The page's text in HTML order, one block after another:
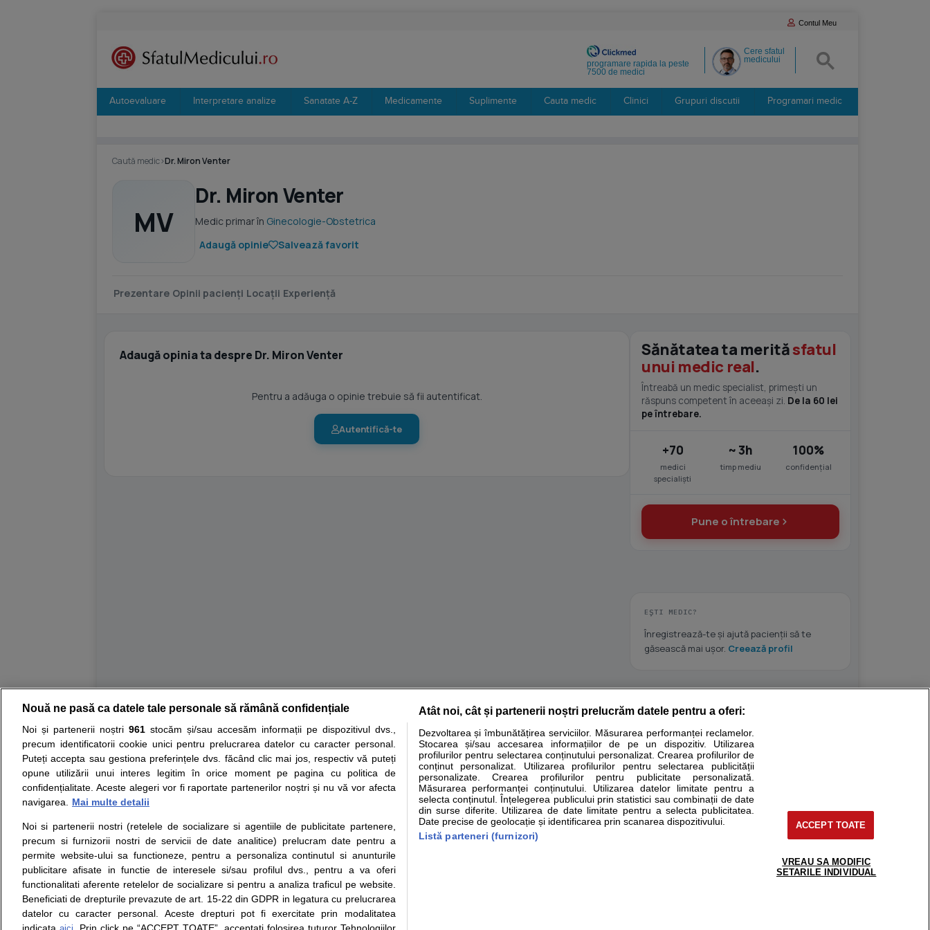
Contul Meu
Cere sfatul
medicului
programare rapida la peste
7500 de medici
Autoevaluare Interpretare analize Sanatate A-Z Medicamente Suplimente Cauta medic Clinici Grupuri discutii Programari medic
Caută medic›Dr. Miron Venter
MV
Dr. Miron Venter
Medic primar în Ginecologie-Obstetrica
Adaugă opinie
Salvează favorit
Prezentare Opinii pacienți Locații Experiență
Adaugă opinia ta despre Dr. Miron Venter
Pentru a adăuga o opinie trebuie să fii autentificat.
Autentifică-te
Sănătatea ta merităsfatul
unui medic real.
Întreabă un medic specialist, primești un
răspuns competent în aceeași zi. De la 60 lei
pe întrebare.
+70
medici
specialiști
~ 3h
timp mediu
100%
confidențial
Pune o întrebare
EȘTI MEDIC?
Înregistrează-te și ajută pacienții să te
găsească mai ușor. Creează profil
Resurse: Autoevaluare simptome Interpretare analize Specialitati medicale
Opiniile avizate ale medicilor, sfaturile si orice alte informatii despre sanatate disponibile pe sfatulmedicului.ro au scop informativ si educational. Ele nu pot substitui consultul medical direct si
nici diagnosticul stabilit in urma investigatiilor si analizelor medicale. Va sfatuim, ca pe langa informatia primita pe sfatulmedicului.ro sa consultati fie medicul Dvs., fie unul dintre medicii pe care
ii punem la dispozitie pentru programare in sistemul de programari la medic Clickmed.
Despre noi
Contact
Intrebari frecvente
Consultanti
medicali
Termeni si conditii
Politica de
confidentialitate
Politica de cookie
Modifica Setarile Cookie
Drepturile consumatorului
Protectia consumatorilor -
ANPC
Solutionarea Alternativa a
Litigiilor
Info consumator: 0800.080.999
Formulare europene - CNAS
Ministerul Sanatatii - ANMDM
Parteneri
Inscriere clinica
Pentru pacient
support@sfatulmedicului.ro
0374 109 268
Nouă ne pasă ca datele tale personale să rămână confidențiale
Noi și partenerii noștri 961stocăm și/sau accesăm informații pe dispozitivul dvs.,
precum identificatorii cookie unici pentru prelucrarea datelor cu caracter personal.
Puteți accepta sau gestiona preferințele dvs. făcând clic mai jos, respectiv vă puteți
opune utilizării unui interes legitim în orice moment pe pagina cu politica de
confidențialitate. Aceste alegeri vor fi raportate partenerilor noștri și nu vă vor afecta
navigarea.
Mai multe detalii
Noi si partenerii nostri (retelele de socializare si agentiile de publicitate partenere,
precum si furnizorii nostri de servicii de date analitice) prelucram date pentru a
permite website-ului sa functioneze, pentru a personaliza continutul si anunturile
publicitare afisate in functie de interesele si/sau profilul dvs., pentru a va oferi
functionalitati aferente retelelor de socializare si pentru a analiza traficul pe website.
Beneficiati de drepturile prevazute de art. 15-22 din GDPR in legatura cu prelucrarea
datelor cu caracter personal. Aceste drepturi pot fi exercitate prin modalitatea
Atât noi, cât și partenerii noștri prelucrăm datele pentru a oferi:
Dezvoltarea și îmbunătățirea serviciilor. Măsurarea performanței reclamelor.
Stocarea și/sau accesarea informațiilor de pe un dispozitiv. Utilizarea
profilurilor pentru selectarea conținutului personalizat. Crearea profilurilor de
conținut personalizat. Utilizarea profilurilor pentru selectarea publicității
personalizate. Crearea profilurilor pentru publicitate personalizată.
Măsurarea performanței conținutului. Utilizarea datelor limitate pentru a
selecta conținutul. Înțelegerea publicului prin statistici sau combinații de date
din surse diferite. Utilizarea de date limitate pentru a selecta publicitatea.
Date precise de geolocație și identificarea prin scanarea dispozitivului.
Listă parteneri (furnizori)
ACCEPT TOATE
VREAU SA MODIFIC
SETARILE INDIVIDUAL